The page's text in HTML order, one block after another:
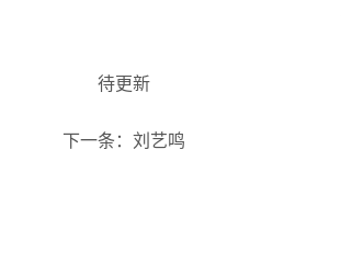
待更新
下一条： 刘艺鸣